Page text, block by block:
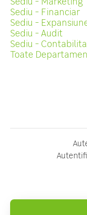
Sediu - Financiar
Sediu -
Sediu - Audit
Sediu -
Toate